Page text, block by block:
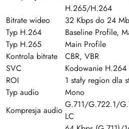
H.265/H.264
Bitrate wideo
32 Kbps do 24
Typ H.264
Baseline Profile,
Typ H.265
Main Profile
Kontrola bitrate
CBR, VBR
SVC
Kodowanie
ROI
1 stały region dla
Typ audio
Mono
Kompresja audio
G.711/G.722.1/
LC